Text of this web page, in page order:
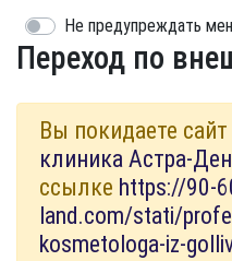
Переход по
Не предупреждать
Вы покидаете сайт
клиника Астра-
ссылке https://90-
land.com/stati/
kosmetologa-iz-